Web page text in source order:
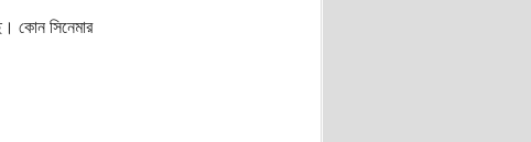
কোন সিনেমার